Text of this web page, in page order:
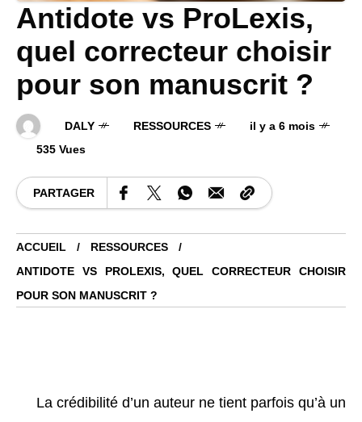
Antidote vs ProLexis,
quel correcteur choisir
pour son manuscrit ?
DALY RESSOURCES
il y a 6 mois
535 Vues
PARTAGER
ACCUEIL
RESSOURCES
ANTIDOTE VS PROLEXIS, QUEL CORRECTEUR CHOISIR
POUR SON MANUSCRIT ?
La crédibilité d’un auteur ne tient parfois qu’à un